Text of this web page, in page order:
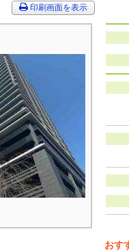
印刷画面を表示
おす